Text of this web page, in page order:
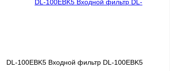
DL-100EBK5 Входной фильтр DL-100EBK5